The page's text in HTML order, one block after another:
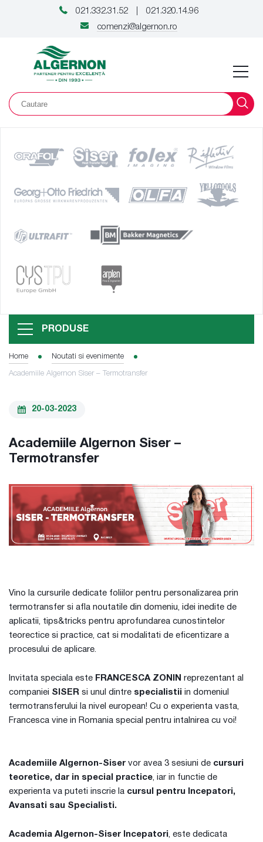
021.332.31.52
021.320.14.96
comenzi@algernon.ro
PRODUSE
Home Noutati si evenimente
Academiile Algernon Siser – Termotransfer
20-03-2023
Academiile Algernon Siser –
Termotransfer
Vino la cursurile dedicate foliilor pentru personalizarea prin
termotransfer si afla noutatile din domeniu, idei inedite de
aplicatii, tips&tricks pentru aprofundarea cunostintelor
teorectice si practice, cat si modalitati de eficentizare a
procesului de aplicare.
Invitata speciala este FRANCESCA ZONIN reprezentant al
companiei SISER si unul dintre specialistii in domeniul
termotransferului la nivel european! Cu o experienta vasta,
Francesca vine in Romania special pentru intalnirea cu voi!
Academiile Algernon-Siser vor avea 3 sesiuni de cursuri
teoretice, dar in special practice , iar in functie de
experienta va puteti inscrie la cursul pentru Incepatori,
Avansati sau Specialisti.
Academia Algernon-Siser Incepatori , este dedicata